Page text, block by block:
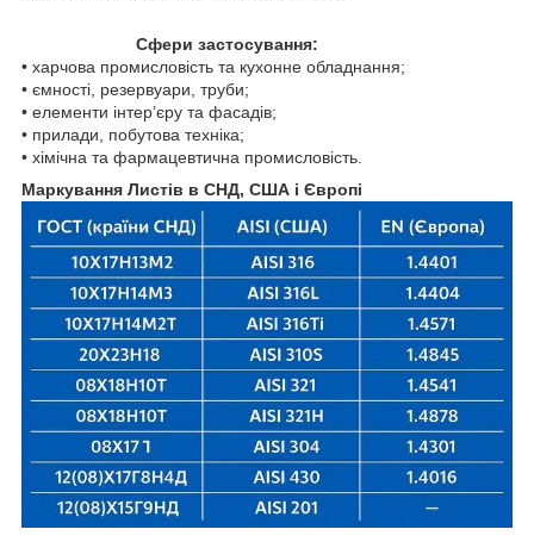
Сфери застосування:
• харчова промисловість та кухонне обладнання;
• ємності, резервуари, труби;
• елементи інтер’єру та фасадів;
• прилади, побутова техніка;
• хімічна та фармацевтична промисловість.
Маркування Листів в СНД, США і Європі